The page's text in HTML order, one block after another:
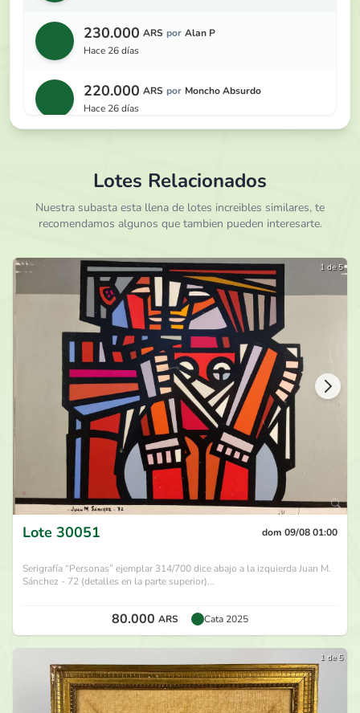
230.000 ARS por Alan P
hace 26 días
220.000 ARS por Moncho Absurdo
hace 26 días
200.000 ARS por Moncho Absurdo
hace 26 días
190.000 ARS por Alan P
hace 26 días
180.000 ARS por Fer Garcia
hace 26 días
170.000 ARS por Pep Garat
hace 26 días
160.000 ARS por Fer Garcia
hace 26 días
150.000 ARS
Maxbach
hace 26 días
Lotes Relacionados
Nuestra subasta esta llena de lotes increibles similares, te
recomendamos algunos que tambien pueden interesarte.
1 de 5
Lote 30051 dom 09/08 01:00
Serigrafía “Personas” ejemplar 314/700 dice abajo a la izquierda Juan M.
Sánchez - 72 (detalles en la parte superior)...
80.000 ARS Cata 2025
1 de 5